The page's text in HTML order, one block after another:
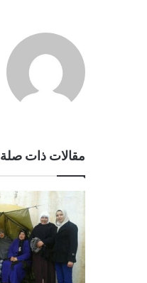
مقالات ذات صلة